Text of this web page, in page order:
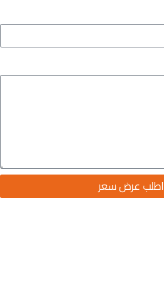
اطلب عرض سعر